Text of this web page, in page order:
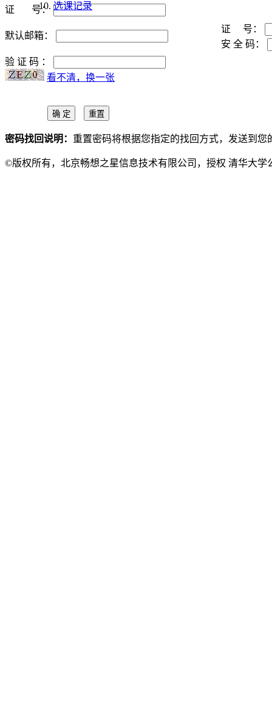
选课记录
证 号：
安 全 码：
证 号：
默认邮箱：
验 证 码 ：
看不清，换一张
密码找回说明： 重置密码将根据您指定的找回方式，发送到您
©版权所有，北京畅想之星信息技术有限公司，授权 清华大学